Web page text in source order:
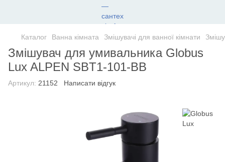
Каталог Ванна кімната Змішувачі для ванної кімнати
Змішувач для умивальника Globus
Lux ALPEN SBT1-101-BB
Артикул: 21152 Написати відгук